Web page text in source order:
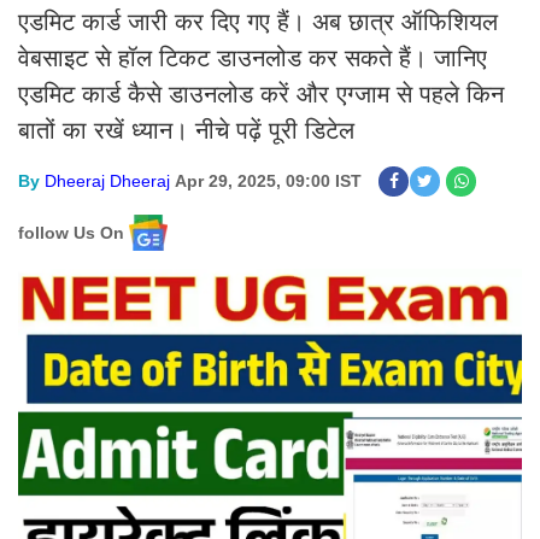
एडमिट कार्ड जारी कर दिए गए हैं। अब छात्र ऑफिशियल
वेबसाइट से हॉल टिकट डाउनलोड कर सकते हैं। जानिए
एडमिट कार्ड कैसे डाउनलोड करें और एग्जाम से पहले किन
बातों का रखें ध्यान। नीचे पढ़ें पूरी डिटेल
By Dheeraj Dheeraj Apr 29, 2025, 09:00 IST
follow Us On